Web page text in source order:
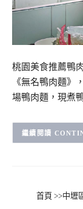
桃園美食推薦鴨
《無名鴨肉麵》
場鴨肉麵，現煮
首頁 >>中壢